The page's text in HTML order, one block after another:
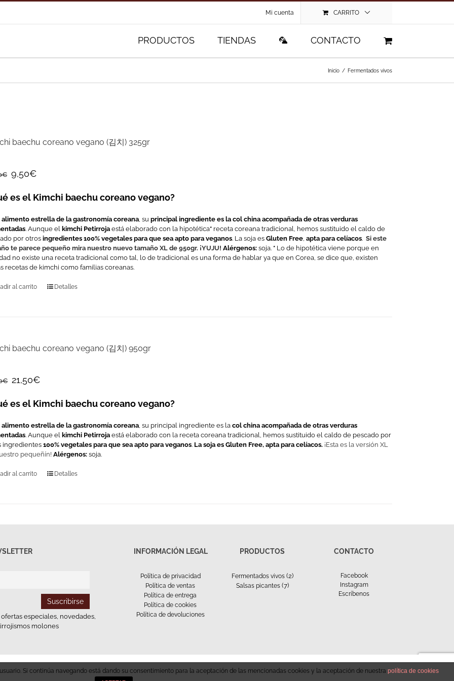
Mi cuenta CARRITO
PRODUCTOS TIENDAS 🦜 CONTACTO
Inicio / Fermentados vivos
baechu coreano vegano (김치) 325gr
€ 9,50€
es el Kimchi baechu coreano vegano?
alimento estrella de la gastronomía coreana , su principal ingrediente es la col china acompañada de otras verduras
. Aunque el kimchi Petirroja está elaborado con la hipotética* receta coreana tradicional, hemos sustituido el caldo de
por otrosingredientes 100% vegetales para que sea apto para veganos. La soja es Gluten Free apta para celíacos. Si este
te parece pequeño mira nuestro nuevo tamaño XL de 950gr. ¡YUJU! Alérgenos: soja. * Lo de hipotética viene porque en
no existe una receta tradicional como tal, lo de tradicional es una forma de hablar ya que en Corea, se dice que, existen
recetas de kimchi como familias coreanas.
al carrito Detalles
baechu coreano vegano (김치) 950gr
€ 21,50€
es el Kimchi baechu coreano vegano?
alimento estrella de la gastronomía coreana , su principal ingrediente es la col china acompañada de otras verduras
. Aunque el kimchi Petirroja está elaborado con la receta coreana tradicional, hemos sustituido el caldo de pescado por
ingredientes 100% vegetales para que sea apto para veganos. La soja es Gluten Free, apta para celíacos. ¡Esta es la versión XL
pequeñín! Alérgenos: soja.
al carrito Detalles
especiales, novedades,
molones
INFORMACIÓN LEGAL
Política de privacidad
Política de ventas
Política de entrega
Política de cookies
Política de devoluciones
PRODUCTOS
Fermentados vivos (2)
Salsas picantes (7)
CONTACTO
Facebook
Instagram
Escríbenos
26.017736/A Instagram
Facebook
Si continúa navegando está dando su consentimiento para la aceptación de las mencionadas cookies y la aceptación de nuestra política de cookies